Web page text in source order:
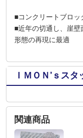
■コンクリートブロ
■近年の切通し、崖
形態の再現に最適
ＩＭＯＮ’ｓス
関連商品